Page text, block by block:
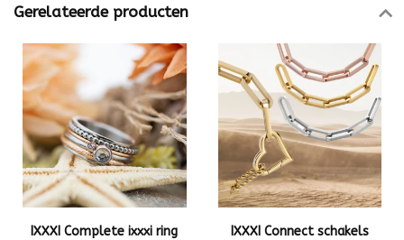
Gerelateerde producten
IXXXI Complete ixxxi ring
IXXXI Connect schakels